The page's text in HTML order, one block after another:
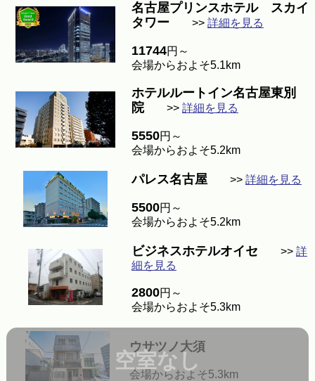
名古屋プリンスホテル スカイ
タワー >> 詳細を見る
11744円～
会場からおよそ5.1km
ホテルルートイン名古屋東別
院>> 詳細を見る
5550円～
会場からおよそ5.2km
パレス名古屋 >> 詳細を見る
5500円～
会場からおよそ5.2km
ビジネスホテルオイセ >> 詳
細を見る
2800円～
会場からおよそ5.3km
空室なし
ウサツノ大須
会場からおよそ5.3km